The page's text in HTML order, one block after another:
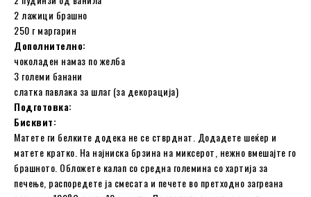
2 лажици брашно
250 г маргарин
Дополнително:
чоколаден намаз по желба
3 големи банани
слатка павлака за шлаг (за декорација)
Подготовка:
Бисквит:
Матете ги белките додека не се стврднат. Додадете шеќер и
матете кратко. На најниска брзина на миксерот, нежно вмешајте го
брашното. Обложете калап со средна големина со хартија за
печење, распоредете ја смесата и печете во претходно загреана